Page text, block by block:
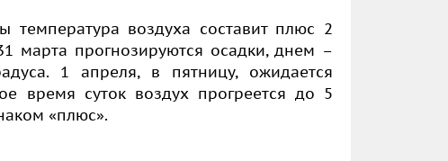
воздуха составит плюс 2
марта прогнозируются осадки, днем –
1 апреля, в пятницу, ожидается
время суток воздух прогреется до 5
«плюс».